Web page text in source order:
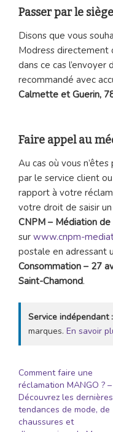
Passer par le
Disons que vous
Modress directement
dans ce cas l’envoyer
recommandé avec
Calmette et Guerin,
Faire appel au
Au cas où vous
par le service client
rapport à votre
votre droit de saisir
CNPM – Médiation
sur www.cnpm-
postale en adressant
Consommation – 27
Saint-Chamond.
Service indépendant :
marques. En savoir
Comment faire une
réclamation MANGO ? –
Découvrez les dernières
tendances de mode, de
chaussures et